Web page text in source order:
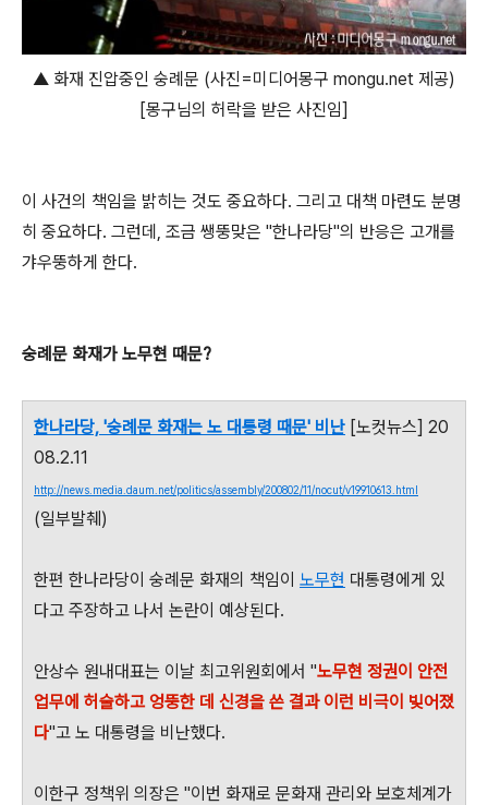
▲ 화재 진압중인 숭례문 (사진=미디어몽구 mongu.net 제공)
[몽구님의 허락을 받은 사진임]
이 사건의 책임을 밝히는 것도 중요하다. 그리고 대책 마련도 분명
히 중요하다. 그런데, 조금 쌩뚱맞은 "한나라당"의 반응은 고개를
갸우뚱하게 한다.
숭례문 화재가 노무현 때문?
한나라당, '숭례문 화재는 노 대통령 때문' 비난 [노컷뉴스] 20
08.2.11
http://news.media.daum.net/politics/assembly/200802/11/nocut/v19910613.html
(일부발췌)
한편 한나라당이 숭례문 화재의 책임이 노무현 대통령에게 있
다고 주장하고 나서 논란이 예상된다.
안상수 원내대표는 이날 최고위원회에서 "노무현 정권이 안전
업무에 허술하고 엉뚱한 데 신경을 쓴 결과 이런 비극이 빚어졌
다"고 노 대통령을 비난했다.
이한구 정책위 의장은 "이번 화재로 문화재 관리와 보호체계가